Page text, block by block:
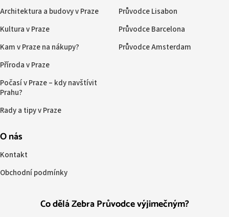
Co dělá Zebra Průvodce výjimečným?
Architektura a budovy v Praze
Kultura v Praze
Kam v Praze na nákupy?
Příroda v Praze
Počasí v Praze – kdy navštívit
Prahu?
Rady a tipy v Praze
Průvodce Lisabon
Průvodce Barcelona
Průvodce Amsterdam
O nás
Kontakt
Obchodní podmínky